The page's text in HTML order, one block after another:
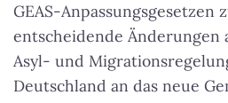
GEAS-Anpassungsgesetzen
entscheidende Änderungen
Asyl- und
Deutschland an das neue